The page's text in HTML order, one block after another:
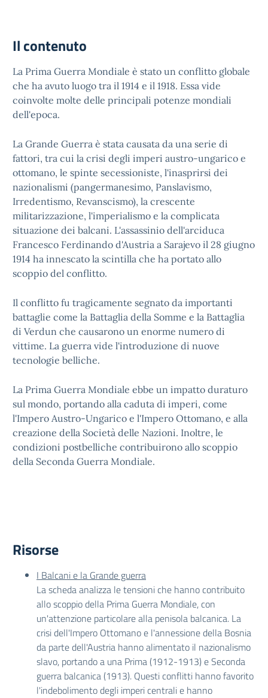
Il contenuto
La Prima Guerra Mondiale è stato un conflitto globale
che ha avuto luogo tra il 1914 e il 1918. Essa vide
coinvolte molte delle principali potenze mondiali
dell'epoca.
La Grande Guerra è stata causata da una serie di
fattori, tra cui la crisi degli imperi austro-ungarico e
ottomano, le spinte secessioniste, l'inasprirsi dei
nazionalismi (pangermanesimo, Panslavismo,
Irredentismo, Revanscismo), la crescente
militarizzazione, l'imperialismo e la complicata
situazione dei balcani. L'assassinio dell'arciduca
Francesco Ferdinando d'Austria a Sarajevo il 28 giugno
1914 ha innescato la scintilla che ha portato allo
scoppio del conflitto.
Il conflitto fu tragicamente segnato da importanti
battaglie come la Battaglia della Somme e la Battaglia
di Verdun che causarono un enorme numero di
vittime. La guerra vide l'introduzione di nuove
tecnologie belliche.
La Prima Guerra Mondiale ebbe un impatto duraturo
sul mondo, portando alla caduta di imperi, come
l'Impero Austro-Ungarico e l'Impero Ottomano, e alla
creazione della Società delle Nazioni. Inoltre, le
condizioni postbelliche contribuirono allo scoppio
della Seconda Guerra Mondiale.
Risorse
I Balcani e la Grande guerra
La scheda analizza le tensioni che hanno contribuito
allo scoppio della Prima Guerra Mondiale, con
un'attenzione particolare alla penisola balcanica. La
crisi dell'Impero Ottomano e l'annessione della Bosnia
da parte dell'Austria hanno alimentato il nazionalismo
slavo, portando a una Prima (1912-1913) e Seconda
guerra balcanica (1913). Questi conflitti hanno favorito
l'indebolimento degli imperi centrali e hanno